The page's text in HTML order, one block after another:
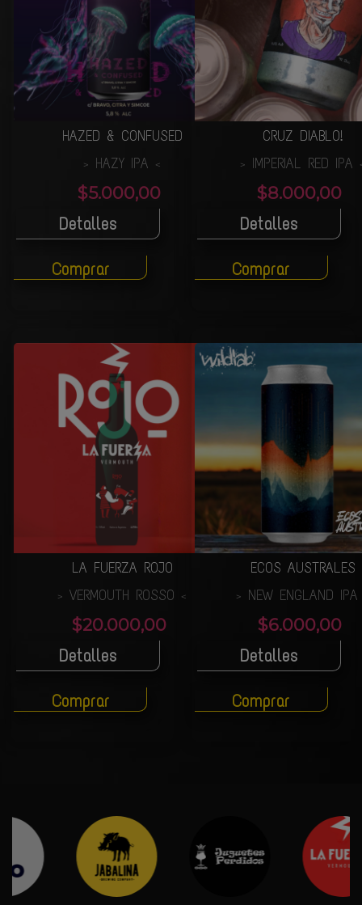
HAZED & CONFUSED
> HAZY IPA <
$5.000,00
Detalles
Comprar
CRUZ DIABLO!
> IMPERIAL RED IPA
$8.000,00
Detalles
Comprar
LA FUERZA ROJO
> VERMOUTH ROSSO <
$20.000,00
Detalles
Comprar
ECOS AUSTRALES
> NEW ENGLAND
$6.000,00
Detalles
Comprar